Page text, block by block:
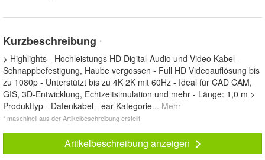
Kurzbeschreibung *
> Highlights - Hochleistungs HD Digital-Audio und Video Kabel -
Schnappbefestigung, Haube vergossen - Full HD Videoauflösung bis
zu 1080p - Unterstützt bis zu 4K 2K mit 60Hz - Ideal für CAD CAM,
GIS, 3D-Entwicklung, Echtzeitsimulation und mehr - Länge: 1,0 m >
Produkttyp - Datenkabel - ear-Kategorie... Mehr
* maschinell aus der Artikelbeschreibung erstellt
Artikelbeschreibung anzeigen